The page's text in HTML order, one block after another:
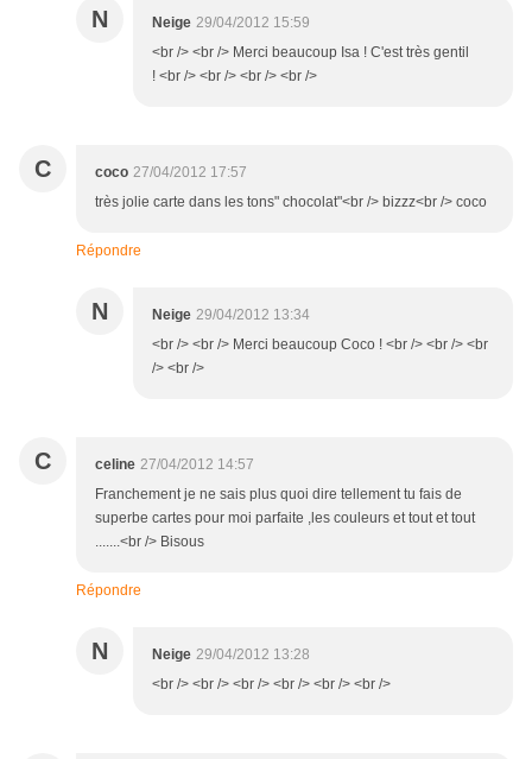
N Neige 29/04/2012 15:59
<br /> <br /> Merci beaucoup Isa ! C'est très gentil
! <br /> <br /> <br /> <br />
C coco 27/04/2012 17:57
très jolie carte dans les tons" chocolat"<br /> bizzz<br /> coco
Répondre
N Neige 29/04/2012 13:34
<br /> <br /> Merci beaucoup Coco ! <br /> <br /> <br
/> <br />
C celine 27/04/2012 14:57
Franchement je ne sais plus quoi dire tellement tu fais de
superbe cartes pour moi parfaite ,les couleurs et tout et tout
.......<br /> Bisous
Répondre
N Neige 29/04/2012 13:28
<br /> <br /> <br /> <br /> <br /> <br />